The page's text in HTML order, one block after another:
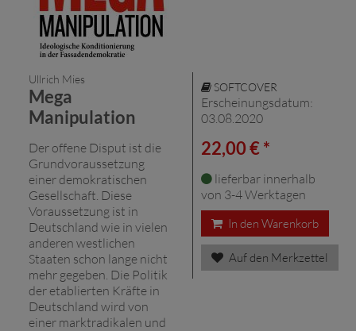
Ullrich Mies
Mega
Manipulation
Der offene Disput ist die
Grundvoraussetzung
einer demokratischen
Gesellschaft. Diese
Voraussetzung ist in
Deutschland wie in vielen
anderen westlichen
Staaten schon lange nicht
mehr gegeben. Die Politik
der etablierten Kräfte in
Deutschland wird von
einer marktradikalen und
SOFTCOVER
Erscheinungsdatum:
03.08.2020
22,00 € *
lieferbar innerhalb
von 3-4 Werktagen
In den Warenkorb
Auf den Merkzettel